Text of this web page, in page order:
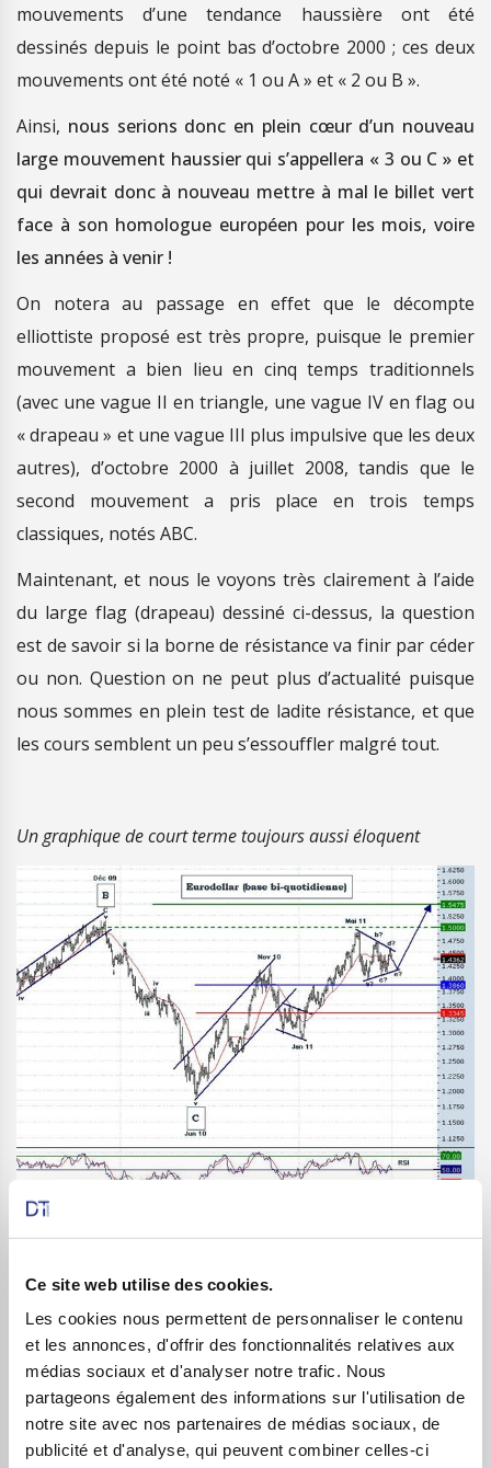
Ce site web utilise des cookies.
Les cookies nous permettent de personnaliser le contenu
et les annonces, d'offrir des fonctionnalités relatives aux
médias sociaux et d'analyser notre trafic. Nous
partageons également des informations sur l'utilisation de
notre site avec nos partenaires de médias sociaux, de
publicité et d'analyse, qui peuvent combiner celles-ci
mouvements d’une tendance haussière ont été
dessinés depuis le point bas d’octobre 2000 ; ces deux
mouvements ont été noté « 1 ou A » et « 2 ou B ».
Ainsi, nous serions donc en plein cœur d’un nouveau
large mouvement haussier qui s’appellera « 3 ou C » et
qui devrait donc à nouveau mettre à mal le billet vert
face à son homologue européen pour les mois, voire
les années à venir !
On notera au passage en effet que le décompte
elliottiste proposé est très propre, puisque le premier
mouvement a bien lieu en cinq temps traditionnels
(avec une vague II en triangle, une vague IV en flag ou
« drapeau » et une vague III plus impulsive que les deux
autres), d’octobre 2000 à juillet 2008, tandis que le
second mouvement a pris place en trois temps
classiques, notés ABC.
Maintenant, et nous le voyons très clairement à l’aide
du large flag (drapeau) dessiné ci-dessus, la question
est de savoir si la borne de résistance va finir par céder
ou non. Question on ne peut plus d’actualité puisque
nous sommes en plein test de ladite résistance, et que
les cours semblent un peu s’essouffler malgré tout.
Un graphique de court terme toujours aussi éloquent
La question reste donc ici, comme on vient de le voir
plus haut, de savoir si le point bas de juin 2010 était bel
et bien l’amorce d’une très grande vague de hausse
appelée « 3 ou C » ou si nous restons encore dans un
large canal de consolidation en forme de drapeau ? Une
chose est sûre, le verdict à cette question ne saurait